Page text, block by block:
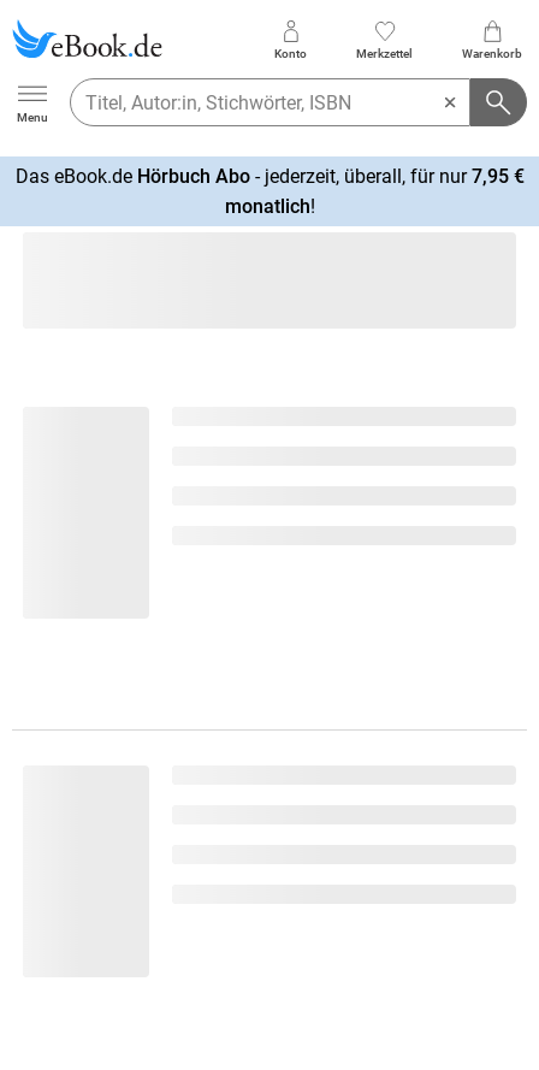
Ebook.de
Menu
Konto Merkzettel Warenkorb
Das eBook.de Hörbuch Abo- jederzeit, überall, für nur7,95 €
monatlich!